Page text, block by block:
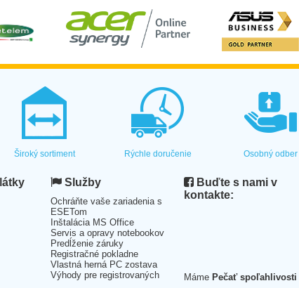
Široký sortiment Rýchle doručenie Osobný odber
Služby
Ochráňte vaše zariadenia s
ESETom
Inštalácia MS Office
Servis a opravy notebookov
Predĺženie záruky
Registračné pokladne
Vlastná herná PC zostava
Výhody pre registrovaných
Buďte s nami v
kontakte:
Máme Pečať spoľahlivosti